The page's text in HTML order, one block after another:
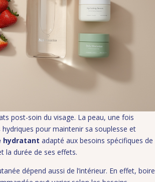
post-soin du visage. La peau, une fois
pour maintenir sa souplesse et
hydratant adapté aux besoins spécifiques de
la durée de ses effets.
dépend aussi de l’intérieur. En effet, boire